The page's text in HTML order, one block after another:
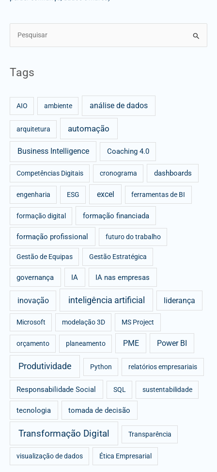
f
Tags
AIO ambiente análise de dados
arquitetura automação
Business Intelligence Coaching 4.0
Competências Digitais cronograma dashboards
engenharia ESG excel ferramentas de BI
formação digital formação financiada
formação profissional futuro do trabalho
Gestão de Equipas Gestão Estratégica
governança IA IA nas empresas
inovação inteligência artificial liderança
Microsoft modelação 3D MS Project
orçamento planeamento PME Power BI
Produtividade Python relatórios empresariais
Responsabilidade Social SQL sustentabilidade
tecnologia tomada de decisão
Transformação Digital Transparência
visualização de dados Ética Empresarial